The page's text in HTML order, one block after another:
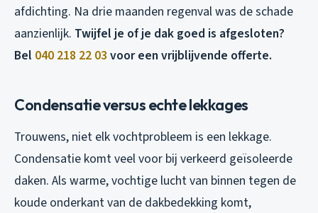
afdichting. Na drie maanden regenval was de schade
aanzienlijk. Twijfel je of je dak goed is afgesloten?
Bel 040 218 22 03 voor een vrijblijvende offerte.
Condensatie versus echte lekkages
Trouwens, niet elk vochtprobleem is een lekkage.
Condensatie komt veel voor bij verkeerd geïsoleerde
daken. Als warme, vochtige lucht van binnen tegen de
koude onderkant van de dakbedekking komt,